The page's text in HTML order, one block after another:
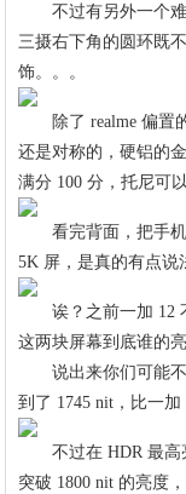
不过有另外一个难
三摄右下角的圆环既
饰。。。
除了 realme 偏置的
还是对称的，硬铝的
满分 100 分，托尼可
看完背面，把手机
5K 屏，是真的有点说
诶？之前一加 12 不
这两块屏幕到底谁的
说出来你们可能不
到了 1745 nit，比一加
不过在 HDR 最高
突破 1800 nit 的亮度